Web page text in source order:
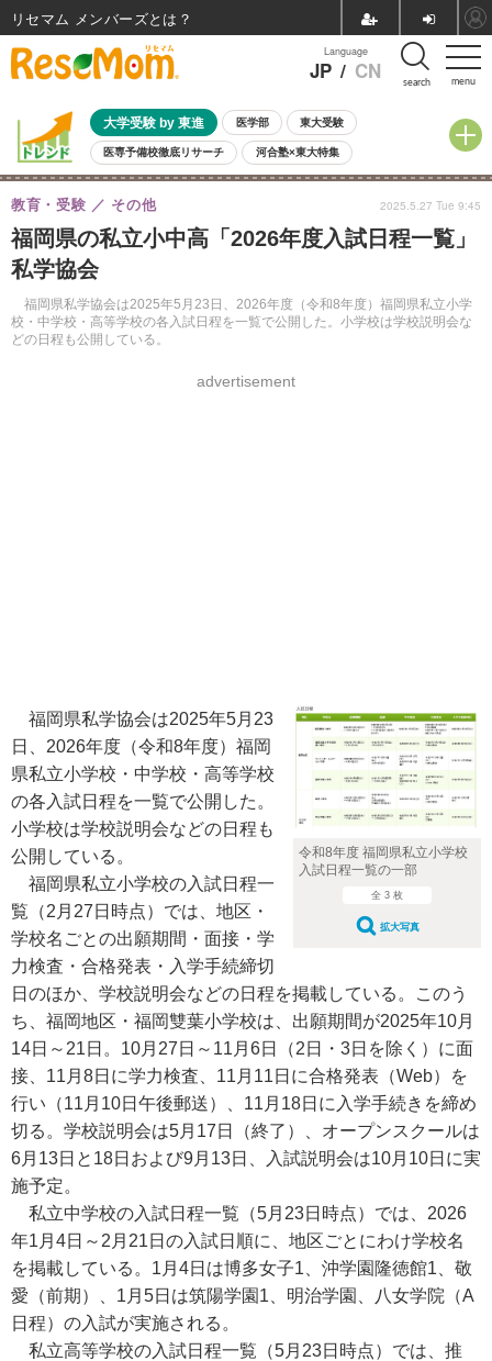
menu
Language
JP / CN search
大学受験 by 東進 医学部 東大受験
医専予備校徹底リサーチ 河合塾×東大特集
親子で考える大学選び 高校受験 中学受験 小学校受験
共通テスト 夏休み
8月開催イベント・WS 全国公立高校 過去問 人気記事
自由研究教材（小学生向け）
福岡県の私立小中高「2026年度入試日程一覧」
私学協会
福岡県私学協会は2025年5月23日、2026年度（令和8年度）福岡県私立小学
校・中学校・高等学校の各入試日程を一覧で公開した。小学校は学校説明会な
どの日程も公開している。
教育・受験 その他
advertisement
2025.5.27 Tue 9:45
令和8年度 福岡県私立小学校
入試日程一覧の一部
全 3 枚
拡大写真
福岡県私学協会は2025年5月23
日、2026年度（令和8年度）福岡
県私立小学校・中学校・高等学校
の各入試日程を一覧で公開した。
小学校は学校説明会などの日程も
公開している。
福岡県私立小学校の入試日程一
覧（2月27日時点）では、地区・
学校名ごとの出願期間・面接・学
力検査・合格発表・入学手続締切
日のほか、学校説明会などの日程を掲載している。このう
ち、福岡地区・福岡雙葉小学校は、出願期間が2025年10月
14日～21日。10月27日～11月6日（2日・3日を除く）に面
接、11月8日に学力検査、11月11日に合格発表（Web）を
行い（11月10日午後郵送）、11月18日に入学手続きを締め
切る。学校説明会は5月17日（終了）、オープンスクールは
6月13日と18日および9月13日、入試説明会は10月10日に実
施予定。
私立中学校の入試日程一覧（5月23日時点）では、2026
年1月4日～2月21日の入試日順に、地区ごとにわけ学校名
を掲載している。1月4日は博多女子1、沖学園隆徳館1、敬
愛（前期）、1月5日は筑陽学園1、明治学園、八女学院（A
日程）の入試が実施される。
私立高等学校の入試日程一覧（5月23日時点）では、推
リセマム メンバーズ